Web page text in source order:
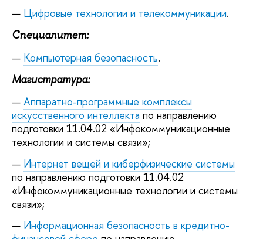
Цифровые технологии и телекоммуникации.
Специалитет:
Компьютерная безопасность.
Магистратура:
Аппаратно-программные комплексы
искусственного интеллекта по направлению
подготовки 11.04.02 «Инфокоммуникационные
технологии и системы связи»;
Интернет вещей и киберфизические системы
по направлению подготовки 11.04.02
«Инфокоммуникационные технологии и системы
связи»;
Информационная безопасность в кредитно-